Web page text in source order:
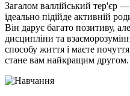
Загалом валлійський тер'єр
ідеально підійде активній
Він дарує багато позитиву,
дисципліни та
способу життя і маєте
стане вам найкращим другом.